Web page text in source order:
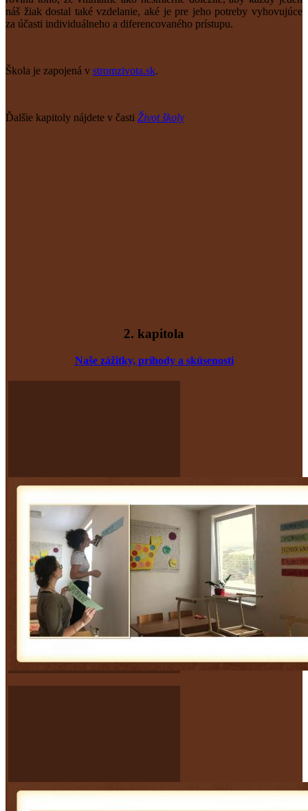
náš žiak dostal také vzdelanie, aké je pre jeho potreby vyhovujúce
za účasti individuálneho a diferencovaného prístupu.
Škola je zapojená v stromzivota.sk.
Ďalšie kapitoly nájdete v časti Život školy
2. kapitola
Naše zážitky, príhody a skúsenosti